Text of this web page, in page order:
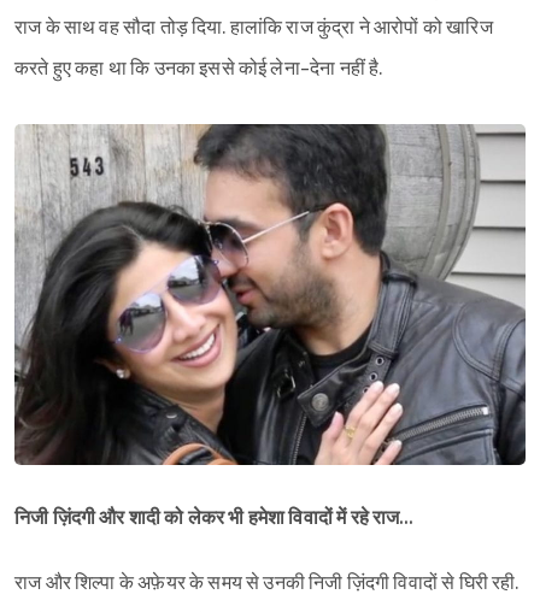
राज के साथ वह सौदा तोड़ दिया. हालांकि राज कुंद्रा ने आरोपों को खारिज
करते हुए कहा था कि उनका इससे कोई लेना-देना नहीं है.
निजी ज़िंदगी और शादी को लेकर भी हमेशा विवादों में रहे राज…
राज और शिल्पा के अफ़ेयर के समय से उनकी निजी ज़िंदगी विवादों से घिरी रही.